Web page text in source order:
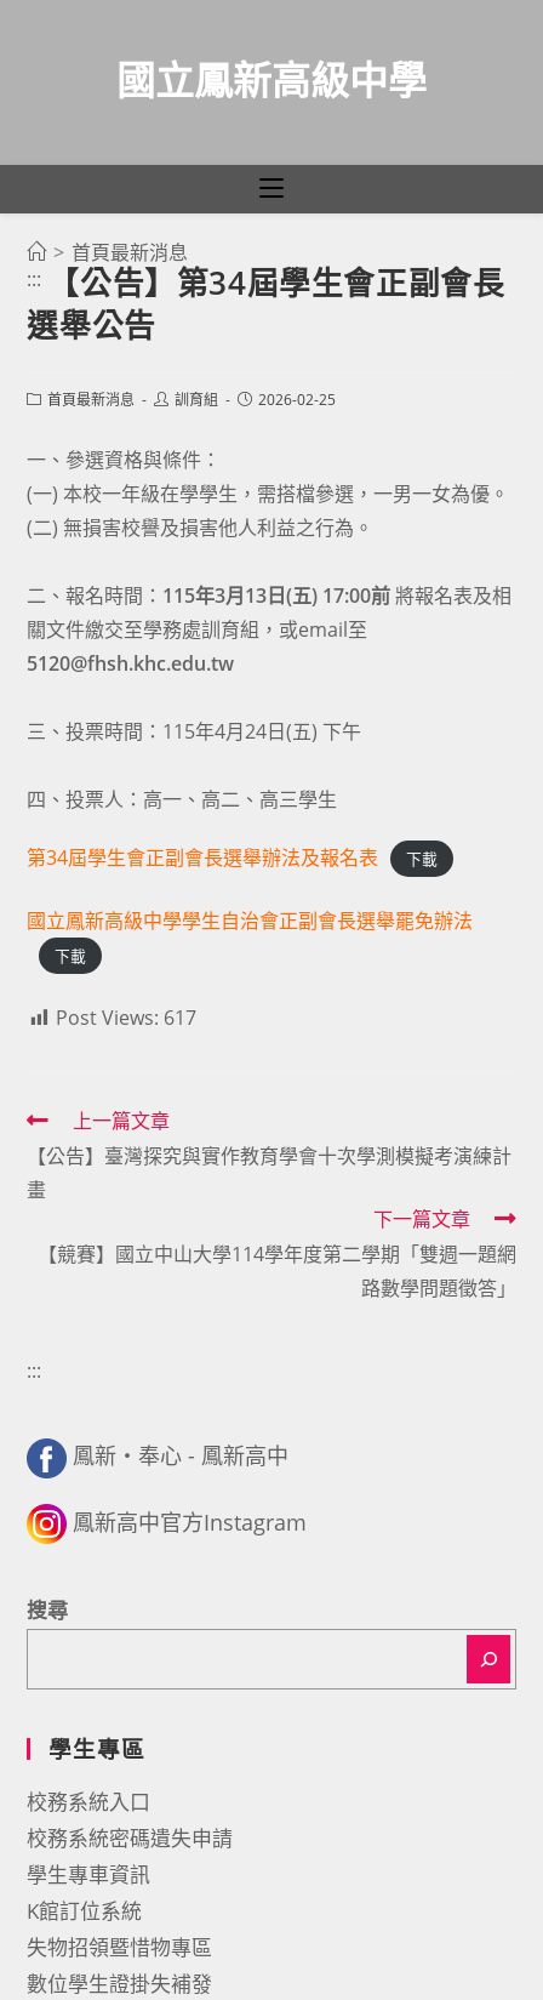
國立鳳新高級中學
> 首頁最新消息
:::
【公告】第34屆學生會正副會長
選舉公告
Post首頁最新消息
Post訓育組
Post2026-02-25
一、參選資格與條件：
(一) 本校一年級在學學生，需搭檔參選，一男一女為優。
(二) 無損害校譽及損害他人利益之行為。
二、報名時間： 115年3月13日(五) 17:00前將報名表及相
關文件繳交至學務處訓育組，或email至
5120@fhsh.khc.edu.tw
三、投票時間：115年4月24日(五) 下午
四、投票人：高一、高二、高三學生
第34屆學生會正副會長選舉辦法及報名表 下載
國立鳳新高級中學學生自治會正副會長選舉罷免辦法
下載
Post Views: 617
Read
more
articles
上一篇文章
【公告】臺灣探究與實作教育學會十次學測模擬考演練計
畫
下一篇文章
【競賽】國立中山大學114學年度第二學期「雙週一題網
路數學問題徵答」
:::
鳳新・奉心 - 鳳新高中
鳳新高中官方Instagram
搜尋
學生專區
校務系統入口
校務系統密碼遺失申請
學生專車資訊
K館訂位系統
失物招領暨惜物專區
數位學生證掛失補發